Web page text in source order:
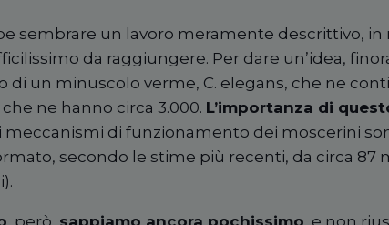
sembrare un lavoro meramente descrittivo, in
da raggiungere. Per dare un’idea,
di un minuscolo verme, C. elegans, che ne
ne hanno circa 3.000. L’importanza di
meccanismi di funzionamento dei moscerini
secondo le stime più recenti, da circa 87
, però, sappiamo ancora pochissimo, e non